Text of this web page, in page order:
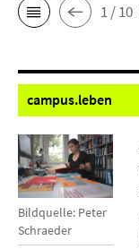
1 / 10
campus.leben
Bildquelle: Peter
Schraeder